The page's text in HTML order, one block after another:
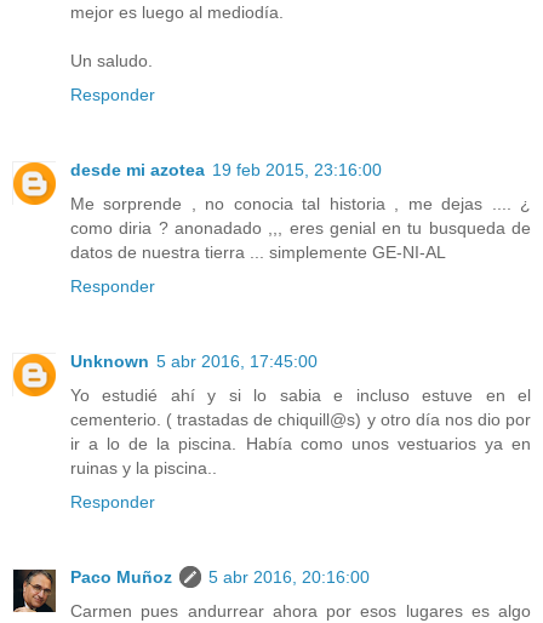
mejor es luego al mediodía.
Un saludo.
Responder
desde mi azotea 19 feb 2015, 23:16:00
Me sorprende , no conocia tal historia , me dejas .... ¿
como diria ? anonadado ,,, eres genial en tu busqueda de
datos de nuestra tierra ... simplemente GE-NI-AL
Responder
Unknown 5 abr 2016, 17:45:00
Yo estudié ahí y si lo sabia e incluso estuve en el
cementerio. ( trastadas de chiquill@s) y otro día nos dio por
ir a lo de la piscina. Había como unos vestuarios ya en
ruinas y la piscina..
Responder
Paco Muñoz
5 abr 2016, 20:16:00
Carmen pues andurrear ahora por esos lugares es algo